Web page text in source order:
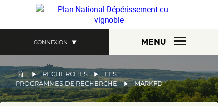
contenu
CONNEXION MENU
FIL
D'ARIANE
RECHERCHES
LES
PROGRAMMES DE RECHERCHE
MARKFD